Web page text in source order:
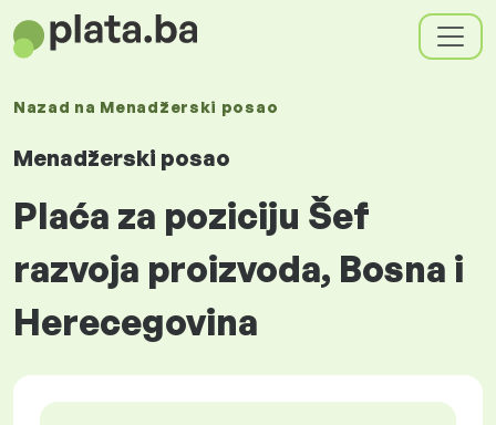
Nazad na Menadžerski posao
Menadžerski posao
Plaća za poziciju Šef
razvoja proizvoda, Bosna i
Herecegovina